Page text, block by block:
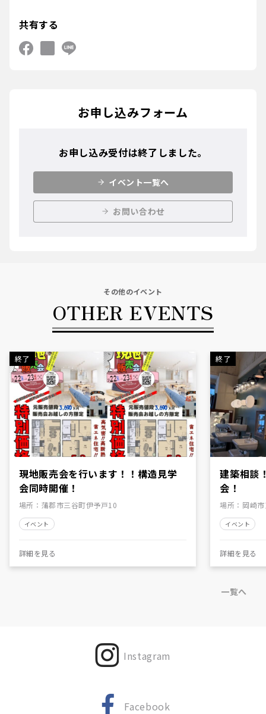
共有する
お申し込みフォーム
お申し込み受付は終了しました。
イベント一覧へ
お問い合わせ
その他のイベント
OTHER EVENTS
終了
現地販売会を行います！！構造見学
会同時開催！
場所 ： 蒲郡市三谷町伊予戸10
イベント
詳細を見る
終了
建築相談
会！
場所 ： 岡崎
イベント
詳細を見る
一覧へ
Instagram
Facebook